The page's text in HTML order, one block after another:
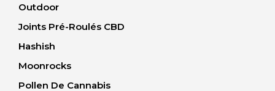
Outdoor
Joints Pré-Roulés CBD
Hashish
Moonrocks
Pollen De Cannabis